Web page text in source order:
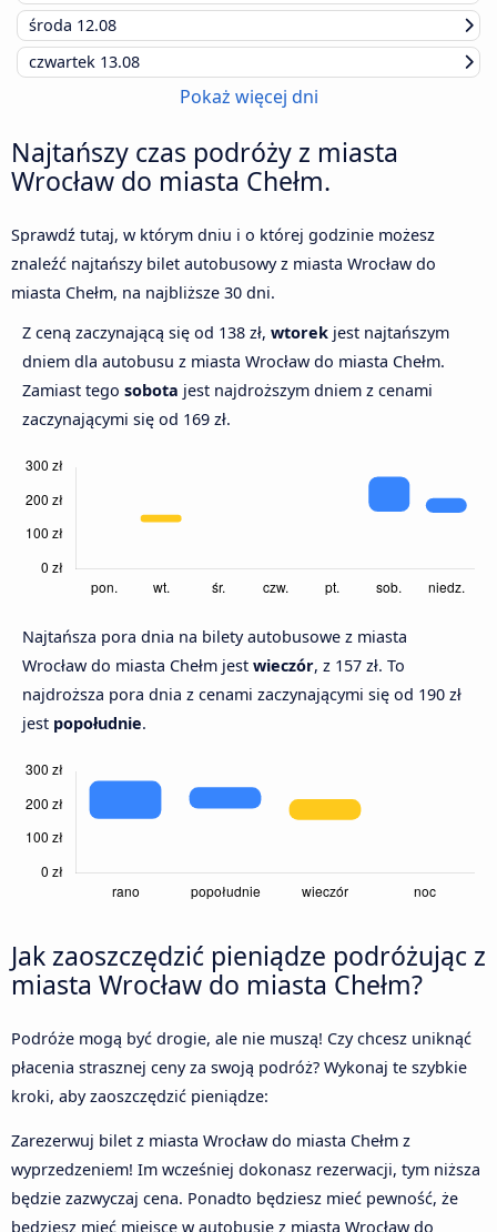
środa 12.08
czwartek 13.08
Pokaż więcej dni
Najtańszy czas podróży z miasta
Wrocław do miasta Chełm.
Sprawdź tutaj, w którym dniu i o której godzinie możesz
znaleźć najtańszy bilet autobusowy z miasta Wrocław do
miasta Chełm, na najbliższe 30 dni.
Z ceną zaczynającą się od 138 zł, wtorek jest najtańszym
dniem dla autobusu z miasta Wrocław do miasta Chełm.
Zamiast tego sobota jest najdroższym dniem z cenami
zaczynającymi się od 169 zł.
Najtańsza pora dnia na bilety autobusowe z miasta
Wrocław do miasta Chełm jest wieczór, z 157 zł. To
najdroższa pora dnia z cenami zaczynającymi się od 190 zł
jest popołudnie.
Jak zaoszczędzić pieniądze podróżując z
miasta Wrocław do miasta Chełm?
Podróże mogą być drogie, ale nie muszą! Czy chcesz uniknąć
płacenia strasznej ceny za swoją podróż? Wykonaj te szybkie
kroki, aby zaoszczędzić pieniądze:
Zarezerwuj bilet z miasta Wrocław do miasta Chełm z
wyprzedzeniem! Im wcześniej dokonasz rezerwacji, tym niższa
będzie zazwyczaj cena. Ponadto będziesz mieć pewność, że
będziesz mieć miejsce w autobusie z miasta Wrocław do